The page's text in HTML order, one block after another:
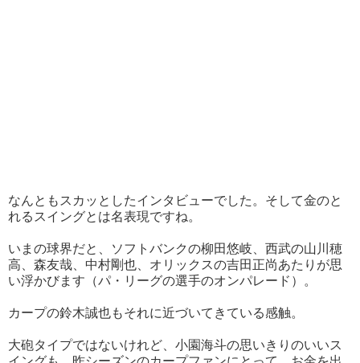
なんともスカッとしたインタビューでした。そして金のと
れるスイングとは名表現ですね。
いまの球界だと、ソフトバンクの柳田悠岐、西武の山川穂
高、森友哉、中村剛也、オリックスの吉田正尚あたりが思
い浮かびます（パ・リーグの選手のオンパレード）。
カープの鈴木誠也もそれに近づいてきている感触。
大砲タイプではないけれど、小園海斗の思いきりのいいス